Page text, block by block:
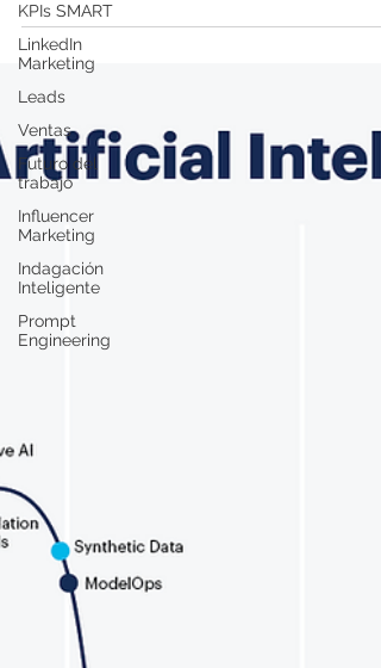
KPIs SMART
LinkedIn
Marketing
Leads
Ventas
Futuro del
trabajo
Influencer
Marketing
Indagación
Inteligente
Prompt
Engineering
donde la IA es más intuitiva, cotidiana y
accesible que nunca. Con ejemplos visuales,
casos reales y un enfoque estratégico,
entenderás por qué usar IA hoy es más
equipos y profesionales en transformación
digital.